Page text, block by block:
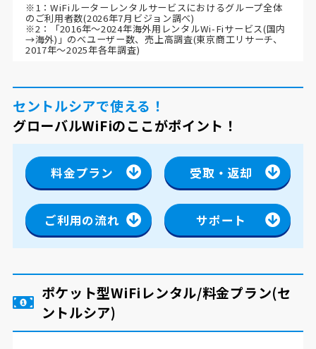
※1：WiFiルーターレンタルサービスにおけるグループ全体
のご利用者数(2026年7月ビジョン調べ)
※2：「2016年～2024年海外用レンタルWi-Fiサービス(国内
→海外)」のべユーザー数、売上高調査(東京商工リサーチ、
2017年～2025年各年調査)
セントルシアで使える！
グローバルWiFiのここがポイント！
料金プラン 受取・返却
ご利用の流れ サポート
ポケット型WiFiレンタル/料金プラン(セ
ントルシア)